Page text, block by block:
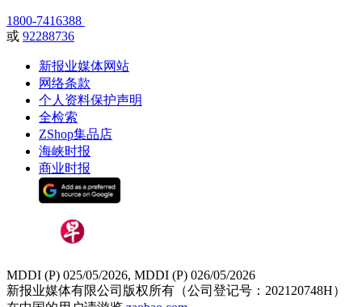
1800-7416388
或 92288736
新报业媒体网站
网络条款
个人资料保护声明
全检索
ZShop集品店
海峡时报
商业时报
MDDI (P) 025/05/2026, MDDI (P) 026/05/2026
新报业媒体有限公司版权所有（公司登记号：202120748H）